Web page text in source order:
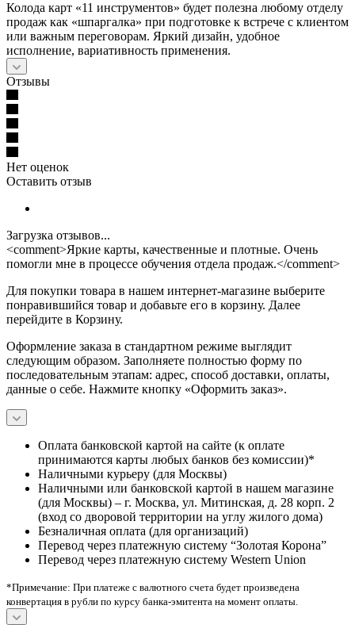
Колода карт «11 инструментов» будет полезна любому отделу
продаж как «шпаргалка» при подготовке к встрече с клиентом
или важным переговорам. Яркий дизайн, удобное
исполнение, вариативность применения.
Отзывы
Нет оценок
Оставить отзыв
Загрузка отзывов...
<comment>Яркие карты, качественные и плотные. Очень
помогли мне в процессе обучения отдела продаж.</comment>
Для покупки товара в нашем интернет-магазине выберите
понравившийся товар и добавьте его в корзину. Далее
перейдите в Корзину.
Оформление заказа в стандартном режиме выглядит
следующим образом. Заполняете полностью форму по
последовательным этапам: адрес, способ доставки, оплаты,
данные о себе. Нажмите кнопку «Оформить заказ».
Оплата банковской картой на сайте (к оплате
принимаются карты любых банков без комиссии)*
Наличными курьеру (для Москвы)
Наличными или банковской картой в нашем магазине
(для Москвы) – г. Москва, ул. Митинская, д. 28 корп. 2
(вход со дворовой территории на углу жилого дома)
Безналичная оплата (для организаций)
Перевод через платежную систему “Золотая Корона”
Перевод через платежную систему Western Union
*Примечание: При платеже с валютного счета будет произведена
конвертация в рубли по курсу банка-эмитента на момент оплаты.